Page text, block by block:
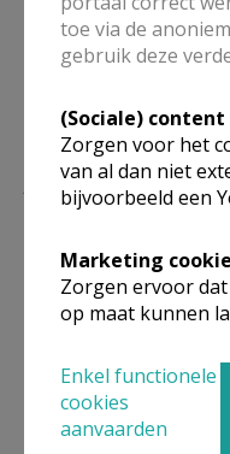
Beveren:
Roeselare-
Koolskamp:
Mia
Callewaert
Data:
ouders: op
kerk van
gezin op
2026
kerk van
toe via de
gebruik deze
(Sociale)
Zorgen voor het
van al dan niet
bijvoorbeeld een
Marketing
Zorgen ervoor
op maat kunnen
Enkel functionele
cookies
aanvaarden